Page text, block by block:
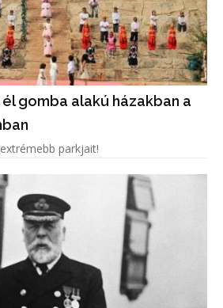
gomba alakú házakban a
parkjait!